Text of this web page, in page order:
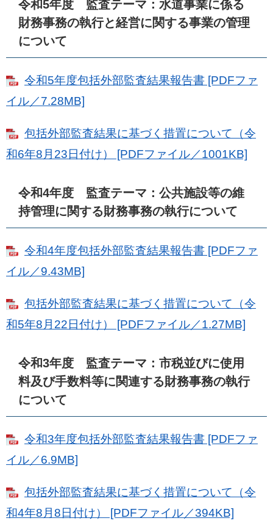
令和5年度 監査テーマ：水道事業に係る
財務事務の執行と経営に関する事業の管理
について
令和5年度包括外部監査結果報告書 [PDFファ
イル／7.28MB]
包括外部監査結果に基づく措置について（令
和6年8月23日付け） [PDFファイル／1001KB]
令和4年度 監査テーマ：公共施設等の維
持管理に関する財務事務の執行について
令和4年度包括外部監査結果報告書 [PDFファ
イル／9.43MB]
包括外部監査結果に基づく措置について（令
和5年8月22日付け） [PDFファイル／1.27MB]
令和3年度 監査テーマ：市税並びに使用
料及び手数料等に関連する財務事務の執行
について
令和3年度包括外部監査結果報告書 [PDFファ
イル／6.9MB]
包括外部監査結果に基づく措置について（令
和4年8月8日付け） [PDFファイル／394KB]